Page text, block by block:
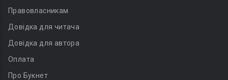
Правовласникам
Довідка для читача
Довідка для автора
Оплата
Про Букнет